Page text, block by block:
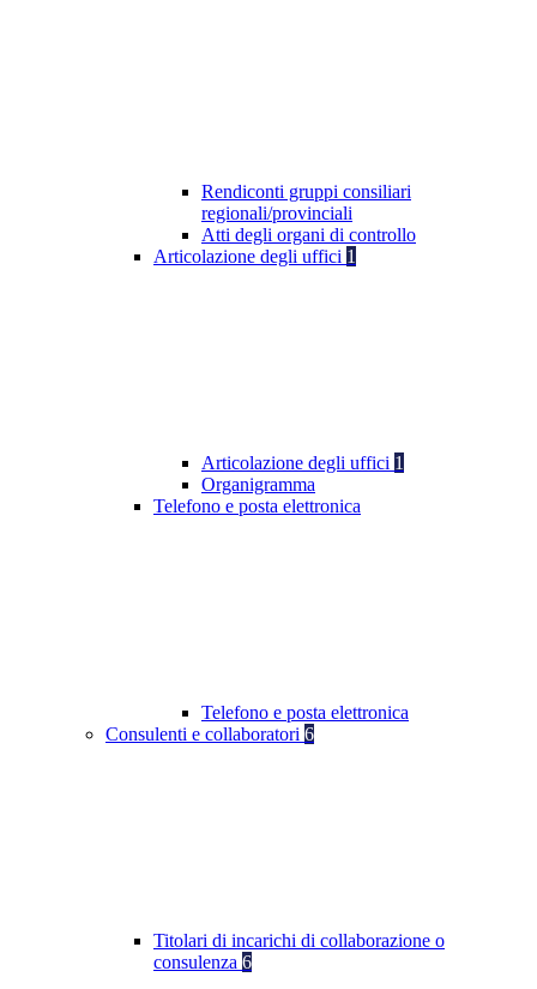
Rendiconti gruppi consiliari
regionali/provinciali
Atti degli organi di controllo
Articolazione degli uffici 1
Articolazione degli uffici 1
Organigramma
Telefono e posta elettronica
Telefono e posta elettronica
Consulenti e collaboratori 6
Titolari di incarichi di collaborazione o
consulenza 6